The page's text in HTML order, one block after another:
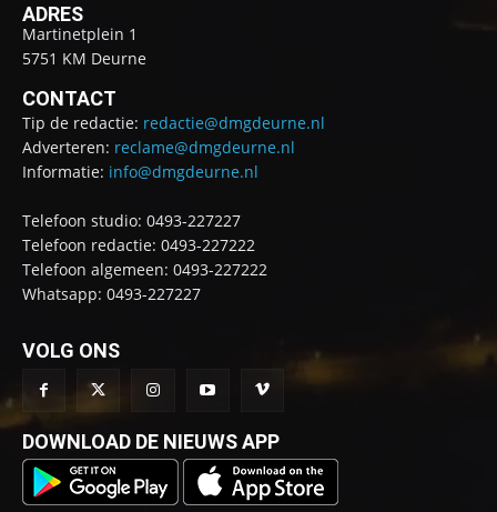
ADRES
Martinetplein 1
5751 KM Deurne
CONTACT
Tip de redactie: redactie@dmgdeurne.nl
Adverteren: reclame@dmgdeurne.nl
Informatie: info@dmgdeurne.nl
Telefoon studio: 0493-227227
Telefoon redactie: 0493-227222
Telefoon algemeen: 0493-227222
Whatsapp: 0493-227227
VOLG ONS
DOWNLOAD DE NIEUWS APP